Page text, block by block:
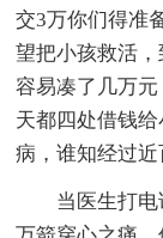
交3万你们得准
望把小孩救活
容易凑了几万
天都四处借钱
病，谁知经过近
当医生打电